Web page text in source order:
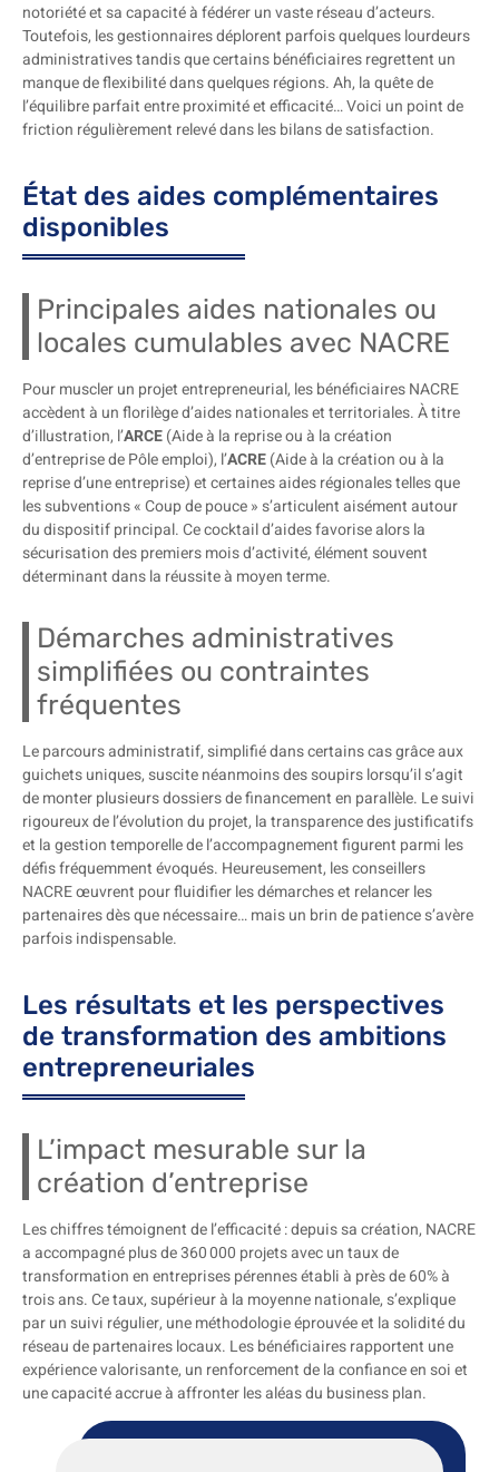
notoriété et sa capacité à fédérer un vaste réseau d’acteurs.
Toutefois, les gestionnaires déplorent parfois quelques lourdeurs
administratives tandis que certains bénéficiaires regrettent un
manque de flexibilité dans quelques régions. Ah, la quête de
l’équilibre parfait entre proximité et efficacité… Voici un point de
friction régulièrement relevé dans les bilans de satisfaction.
État des aides complémentaires
disponibles
Principales aides nationales ou
locales cumulables avec NACRE
Pour muscler un projet entrepreneurial, les bénéficiaires NACRE
accèdent à un florilège d’aides nationales et territoriales. À titre
d’illustration, l’ARCE(Aide à la reprise ou à la création
d’entreprise de Pôle emploi), l’ACRE(Aide à la création ou à la
reprise d’une entreprise) et certaines aides régionales telles que
les subventions « Coup de pouce » s’articulent aisément autour
du dispositif principal. Ce cocktail d’aides favorise alors la
sécurisation des premiers mois d’activité, élément souvent
déterminant dans la réussite à moyen terme.
Démarches administratives
simplifiées ou contraintes
fréquentes
Le parcours administratif, simplifié dans certains cas grâce aux
guichets uniques, suscite néanmoins des soupirs lorsqu’il s’agit
de monter plusieurs dossiers de financement en parallèle. Le suivi
rigoureux de l’évolution du projet, la transparence des justificatifs
et la gestion temporelle de l’accompagnement figurent parmi les
défis fréquemment évoqués. Heureusement, les conseillers
NACRE œuvrent pour fluidifier les démarches et relancer les
partenaires dès que nécessaire… mais un brin de patience s’avère
parfois indispensable.
Les résultats et les perspectives
de transformation des ambitions
entrepreneuriales
L’impact mesurable sur la
création d’entreprise
Les chiffres témoignent de l’efficacité : depuis sa création, NACRE
a accompagné plus de 360 000 projets avec un taux de
transformation en entreprises pérennes établi à près de 60% à
trois ans. Ce taux, supérieur à la moyenne nationale, s’explique
par un suivi régulier, une méthodologie éprouvée et la solidité du
réseau de partenaires locaux. Les bénéficiaires rapportent une
expérience valorisante, un renforcement de la confiance en soi et
une capacité accrue à affronter les aléas du business plan.